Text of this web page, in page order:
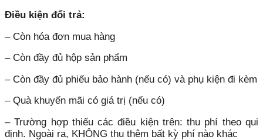
Điều kiện đổi trả:
– Còn hóa đơn mua hàng
– Còn đầy đủ hộp sản phẩm
– Còn đầy đủ phiếu bảo hành (nếu có) và phụ kiện đi kèm
– Quà khuyến mãi có giá trị (nếu có)
– Trường hợp thiếu các điều kiện trên: thu phí theo qui
định. Ngoài ra, KHÔNG thu thêm bất kỳ phí nào khác